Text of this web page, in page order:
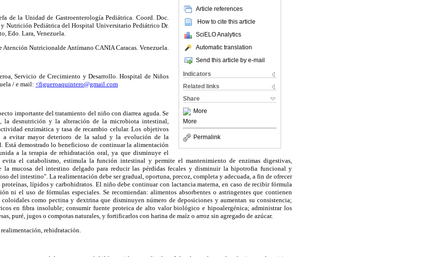
Article references
How to cite this article
SciELO Analytics
Automatic translation
Send this article by e-mail
Indicators
Related links
Share
More
More
Permalink
de la Unidad de Gastroenterología Pediátrica. Coord. Doc.
y Nutrición Pediátrica del Hospital Universitario Pediátrico Dr.
Edo. Lara, Venezuela.
Nutricionalde Antímano CANIA Caracas. Venezuela.
Servicio de Crecimiento y Desarrollo. Hospital de Niños
/ e mail: <figueroaquintero@gmail.com
importante del tratamiento del niño con diarrea aguda. Se
la desnutrición y la alteración de la microbiota intestinal,
enzimática y tasa de recambio celular. Los objetivos
a evitar mayor deterioro de la salud y la evolución de la
Está demostrado lo beneficioso de continuar la alimentación
a la terapia de rehidratación oral, ya que disminuye el
el catabolismo, estimula la función intestinal y permite el mantenimiento de enzimas digestivas,
la mucosa del intestino delgado para reducir las pérdidas fecales y disminuir la hipotrofia funcional y
del intestino". La realimentación debe ser gradual, oportuna, precoz, completa y adecuada, a fin de ofrecer
proteínas, lípidos y carbohidratos. El niño debe continuar con lactancia materna, en caso de recibir fórmula
ni el uso de fórmulas especiales. Se recomiendan: alimentos absorbentes o astringentes que contienen
como pectina y dextrina que disminuyen número de deposiciones y aumentan su consistencia;
en fibra insoluble; consumir fuente proteica de alto valor biológico e hipoalergénica; administrar los
puré, jugos o compotas naturales, y fortificarlos con harina de maíz o arroz sin agregado de azúcar.
rehidratación.